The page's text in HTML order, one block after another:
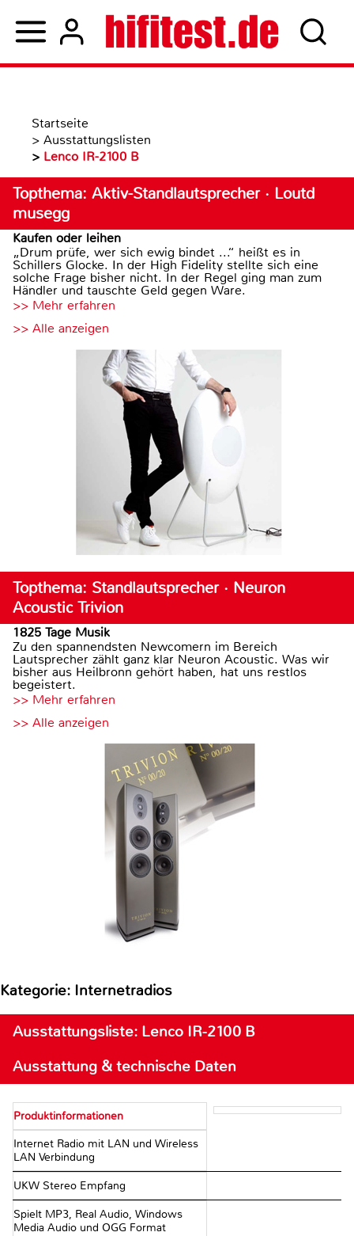
Startseite
> Ausstattungslisten
> Lenco IR-2100 B
Topthema: Aktiv-Standlautsprecher · Loutd
musegg
Kaufen oder leihen
„Drum prüfe, wer sich ewig bindet ...“ heißt es in
Schillers Glocke. In der High Fidelity stellte sich eine
solche Frage bisher nicht. In der Regel ging man zum
Händler und tauschte Geld gegen Ware.
>> Mehr erfahren
>> Alle anzeigen
Topthema: Standlautsprecher · Neuron
Acoustic Trivion
1825 Tage Musik
Zu den spannendsten Newcomern im Bereich
Lautsprecher zählt ganz klar Neuron Acoustic. Was wir
bisher aus Heilbronn gehört haben, hat uns restlos
begeistert.
>> Mehr erfahren
>> Alle anzeigen
Kategorie: Internetradios
Ausstattungsliste: Lenco IR-2100 B
Ausstattung & technische Daten
Produktinformationen
Internet Radio mit LAN und Wireless
LAN Verbindung
UKW Stereo Empfang
Spielt MP3, Real Audio, Windows
Media Audio und OGG Format